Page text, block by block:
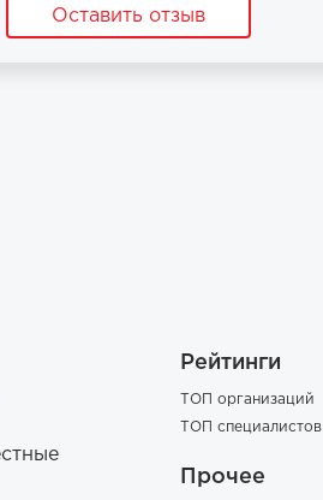
Оставить отзыв
Рейтинги
ТОП организаций
ТОП специалистов
Прочее